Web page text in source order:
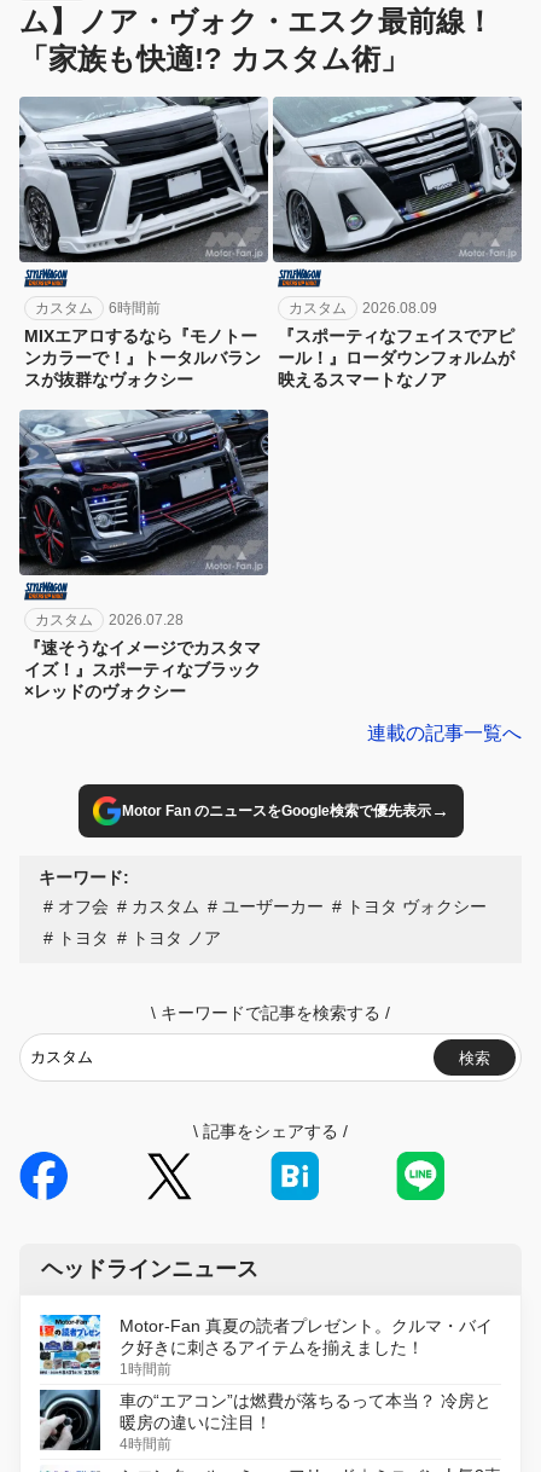
ム】ノア・ヴォク・エスク最前線！
「家族も快適!? カスタム術」
カスタム 6時間前
MIXエアロするなら『モノトー
ンカラーで！』トータルバラン
スが抜群なヴォクシー
カスタム 2026.08.09
『スポーティなフェイスでアピ
ール！』ローダウンフォルムが
映えるスマートなノア
カスタム 2026.07.28
『速そうなイメージでカスタマ
イズ！』スポーティなブラック
×レッドのヴォクシー
連載の記事一覧へ
Motor Fan のニュースをGoogle検索で優先表示→
キーワード:
オフ会
カスタム ユーザーカー
トヨタ ヴォクシー
トヨタ
トヨタ ノア
\ キーワードで記事を検索する /
検索
\ 記事をシェアする /
ヘッドラインニュース
Motor-Fan 真夏の読者プレゼント。クルマ・バイ
ク好きに刺さるアイテムを揃えました！
1時間前
車の“エアコン”は燃費が落ちるって本当？ 冷房と
暖房の違いに注目！
4時間前